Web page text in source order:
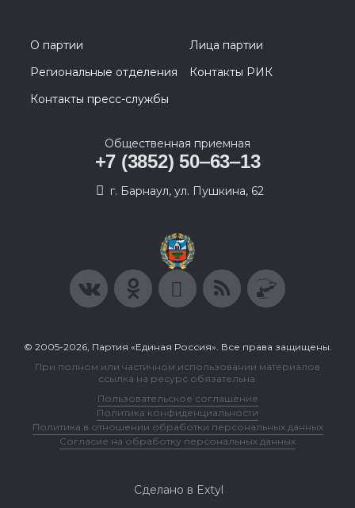
О партии
Лица партии
Региональные отделения
Контакты РИК
Контакты пресс-службы
Общественная приемная
+7 (3852) 50‒63‒13
г. Барнаул, ул. Пушкина, 62
© 2005-2026, Партия «Единая Россия». Все права защищены.
При полном или частичном использовании материалов
ссылка на ресурс обязательна.
Пользовательское соглашение
Политика конфиденциальности
Политика в отношении обработки персональных данных
Согласие на обработку персональных данных
Сделано в Extyl